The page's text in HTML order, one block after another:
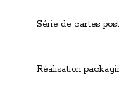
Série de cartes
Réalisation